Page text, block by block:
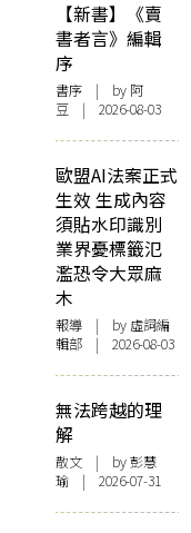
【新書】《賣
書者言》編輯
序
書序 | by 阿
豆 | 2026-08-03
歐盟AI法案正式
生效 生成內容
須貼水印識別
業界憂標籤氾
濫恐令大眾麻
木
報導 | by 虛詞編
輯部 | 2026-08-03
無法跨越的理
解
散文 | by 彭慧
瑜 | 2026-07-31